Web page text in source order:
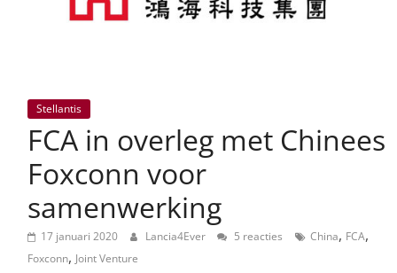
Stellantis
FCA in overleg met Chinees
Foxconn voor
samenwerking
17 januari 2020 Lancia4Ever 5 reacties China, FCA,
Foxconn, Joint Venture